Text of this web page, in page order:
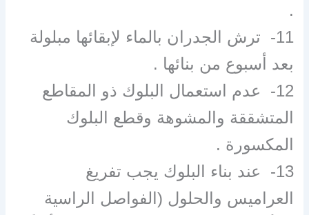
.
11- ترش الجدران بالماء لإبقائها مبلولة
بعد أسبوع من بنائها .
12- عدم استعمال البلوك ذو المقاطع
المتشققة والمشوهة وقطع البلوك
المكسورة .
13- عند بناء البلوك يجب تفريغ
العراميس والحلول (الفواصل الراسية